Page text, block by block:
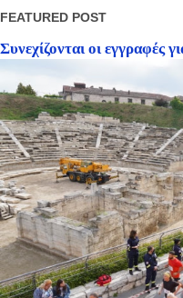
FEATURED POST
Συνεχίζονται οι εγγραφές